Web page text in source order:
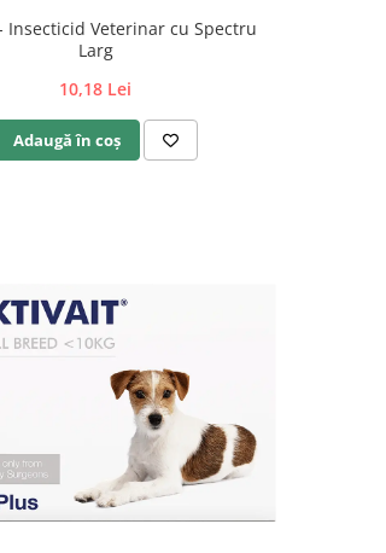
Insecticid Veterinar cu Spectru
Larg
10,18 Lei
Adaugă în coș